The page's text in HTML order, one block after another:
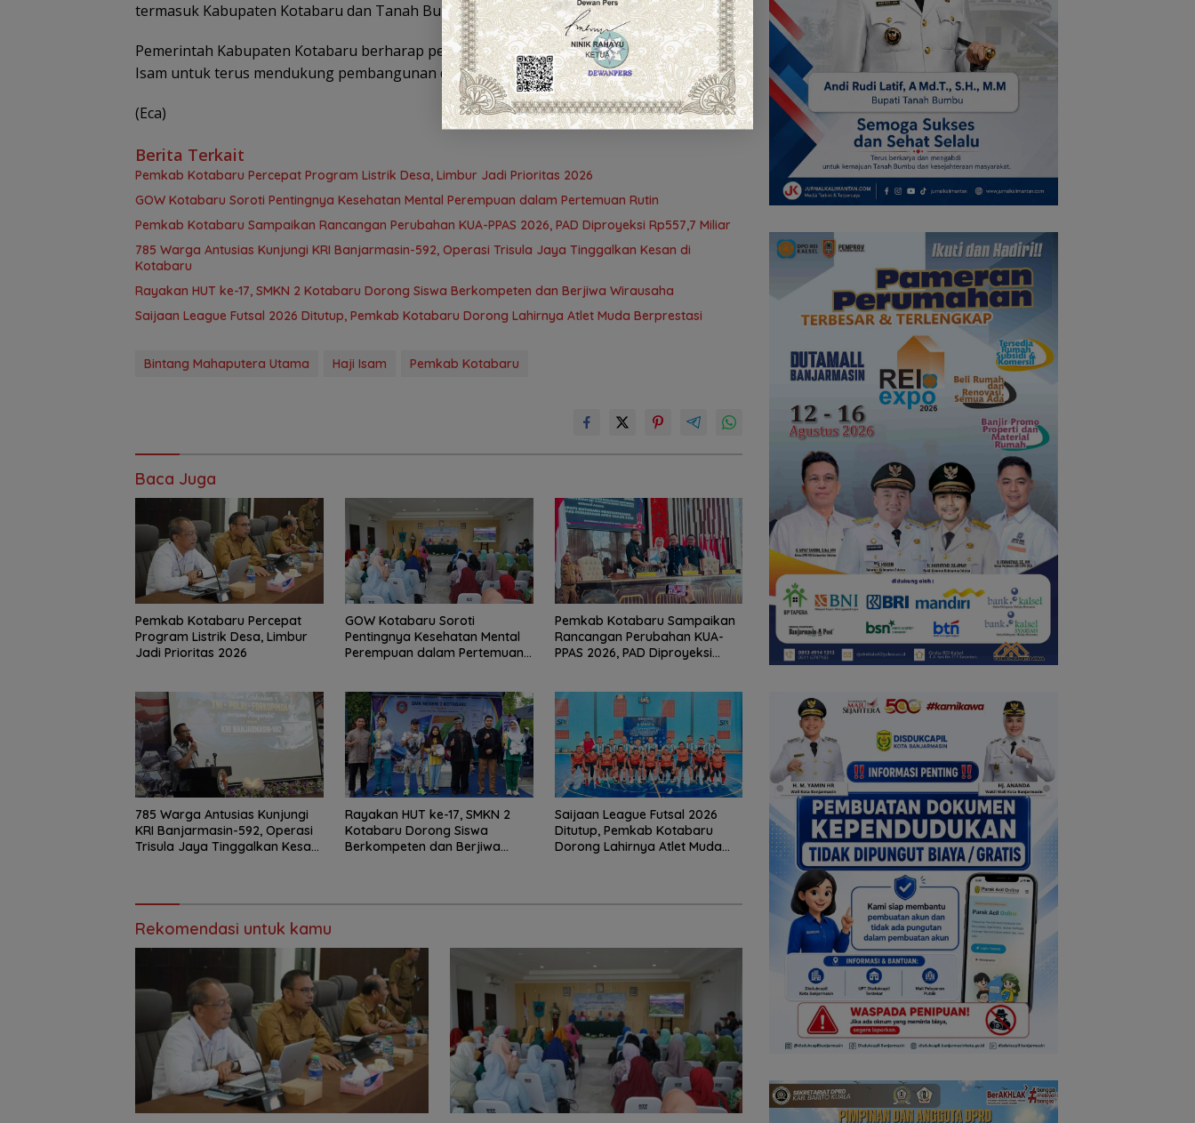
termasuk Kabupaten Kotabaru dan Tanah Bumbu.
Pemerintah Kabupaten Kotabaru berharap penghargaan ini menjadi motivasi bagi Haji
Isam untuk terus mendukung pembangunan di wilayah Kotabaru dan sekitarnya.
(Eca)
Berita Terkait
Pemkab Kotabaru Percepat Program Listrik Desa, Limbur Jadi Prioritas 2026
GOW Kotabaru Soroti Pentingnya Kesehatan Mental Perempuan dalam Pertemuan Rutin
Pemkab Kotabaru Sampaikan Rancangan Perubahan KUA-PPAS 2026, PAD Diproyeksi Rp557,7 Miliar
785 Warga Antusias Kunjungi KRI Banjarmasin-592, Operasi Trisula Jaya Tinggalkan Kesan di
Kotabaru
Rayakan HUT ke-17, SMKN 2 Kotabaru Dorong Siswa Berkompeten dan Berjiwa Wirausaha
Saijaan League Futsal 2026 Ditutup, Pemkab Kotabaru Dorong Lahirnya Atlet Muda Berprestasi
Bintang Mahaputera Utama Haji Isam Pemkab Kotabaru
Baca Juga
Pemkab Kotabaru Percepat
Program Listrik Desa, Limbur
Jadi Prioritas 2026
GOW Kotabaru Soroti
Pentingnya Kesehatan Mental
Perempuan dalam Pertemuan
Pemkab Kotabaru Sampaikan
Rancangan Perubahan KUA-
PPAS 2026, PAD Diproyeksi
785 Warga Antusias Kunjungi
KRI Banjarmasin-592, Operasi
Trisula Jaya Tinggalkan Kesan
Rayakan HUT ke-17, SMKN 2
Kotabaru Dorong Siswa
Berkompeten dan Berjiwa
Saijaan League Futsal 2026
Ditutup, Pemkab Kotabaru
Dorong Lahirnya Atlet Muda
Rekomendasi untuk kamu